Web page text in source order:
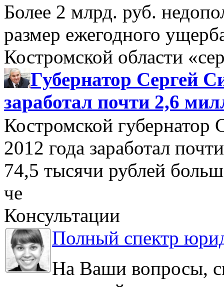
Более 2 млрд. руб.
размер ежегодного
Костромской области
Губернатор Сергей
заработал почти 2,6
Костромской губернатор
2012 года заработал
74,5 тысячи рублей
че
Консультации
Полный спектр
На Ваши вопросы,